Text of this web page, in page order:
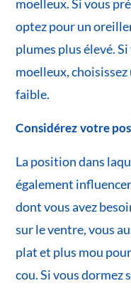
moelleux. Si vous
optez pour un
plumes plus élevé.
moelleux,
faible.
Considérez votre
La position dans
également
dont vous avez
sur le ventre, vous
plat et plus mou
cou. Si vous dormez